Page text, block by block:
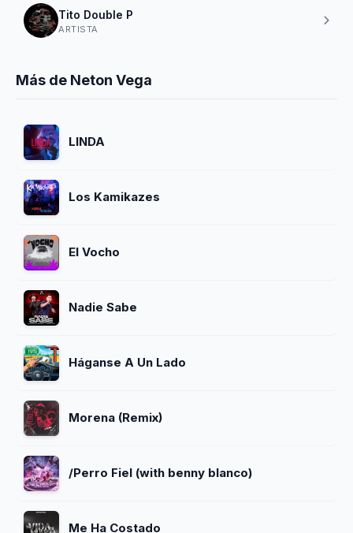
Tito Double P
ARTISTA
Más de Neton Vega
LINDA
Los Kamikazes
El Vocho
Nadie Sabe
Háganse A Un Lado
Morena (Remix)
/Perro Fiel (with benny blanco)
Me Ha Costado